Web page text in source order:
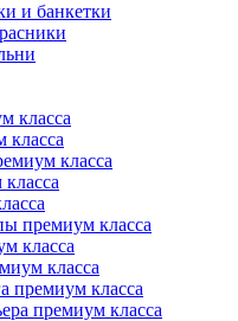
и банкетки
класса
класса
класса
премиум класса
класса
класса
премиум класса
премиум класса